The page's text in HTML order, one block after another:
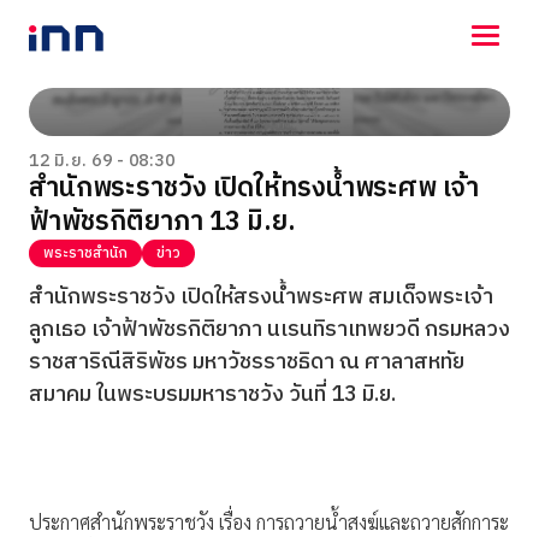
NEWS
ENTERTAINMENT
LIFESTYLE
HOROSCOPE
LOTTERY
VIDEO
ร่วมด้วยช่วยกัน
12 มิ.ย. 69 - 08:30
สำนักพระราชวัง เปิดให้ทรงน้ำพระศพ เจ้า
ฟ้าพัชรกิติยาภา 13 มิ.ย.
พระราชสำนัก ข่าว
สำนักพระราชวัง เปิดให้สรงน้ำพระศพ สมเด็จพระเจ้า
ลูกเธอ เจ้าฟ้าพัชรกิติยาภา นเรนทิราเทพยวดี กรมหลวง
ราชสาริณีสิริพัชร มหาวัชรราชธิดา ณ ศาลาสหทัย
สมาคม ในพระบรมมหาราชวัง วันที่ 13 มิ.ย.
ประกาศสำนักพระราชวัง เรื่อง การถวายน้ำสงฆ์และถวายสักการะ